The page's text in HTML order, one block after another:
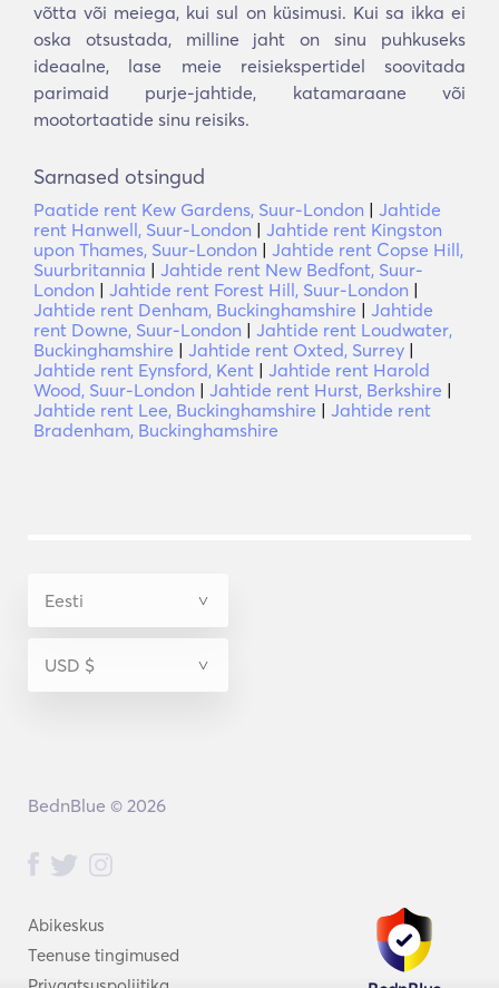
võtta või meiega, kui sul on küsimusi. Kui sa ikka ei
oska otsustada, milline jaht on sinu puhkuseks
ideaalne, lase meie reisiekspertidel soovitada
parimaid purje-jahtide, katamaraane või
mootortaatide sinu reisiks.
Sarnased otsingud
Paatide rent Kew Gardens, Suur-London | Jahtide
rent Hanwell, Suur-London | Jahtide rent Kingston
upon Thames, Suur-London | Jahtide rent Copse Hill,
Suurbritannia | Jahtide rent New Bedfont, Suur-
London | Jahtide rent Forest Hill, Suur-London |
Jahtide rent Denham, Buckinghamshire | Jahtide
rent Downe, Suur-London | Jahtide rent Loudwater,
Buckinghamshire | Jahtide rent Oxted, Surrey |
Jahtide rent Eynsford, Kent | Jahtide rent Harold
Wood, Suur-London | Jahtide rent Hurst, Berkshire |
Jahtide rent Lee, Buckinghamshire | Jahtide rent
Bradenham, Buckinghamshire
Abikeskus
Teenuse tingimused
BednBlue © 2026